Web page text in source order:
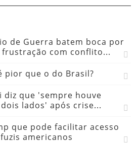
de Guerra batem boca por
com conflito...
pior que o do Brasil?
diz que 'sempre houve
lados' após crise...
que pode facilitar acesso
americanos